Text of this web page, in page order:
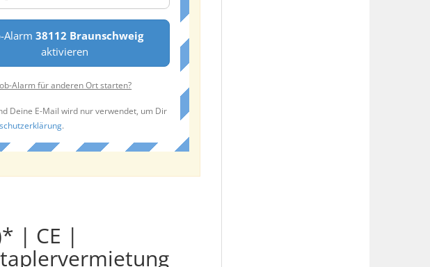
Alarm38112 Braunschweig
aktivieren
Alarm für anderen Ort starten?
Deine E-Mail wird nur verwendet, um Dir
.
| CE |